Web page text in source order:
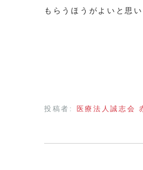
もらうほうがよいと思い
投稿者: 医療法人誠志会